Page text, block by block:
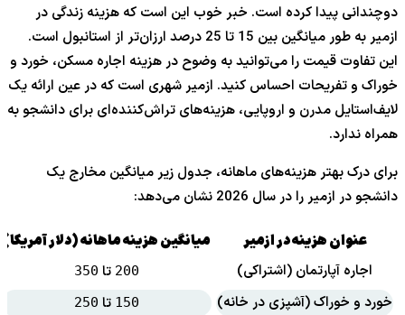
دوچندانی پیدا کرده است. خبر خوب این است که هزینه زندگی در
ازمیر به طور میانگین بین 15 تا 25 درصد ارزان‌تر از استانبول است.
این تفاوت قیمت را می‌توانید به وضوح در هزینه اجاره مسکن، خورد و
خوراک و تفریحات احساس کنید. ازمیر شهری است که در عین ارائه یک
لایف‌استایل مدرن و اروپایی، هزینه‌های تراش‌کننده‌ای برای دانشجو به
همراه ندارد.
برای درک بهتر هزینه‌های ماهانه، جدول زیر میانگین مخارج یک
دانشجو در ازمیر را در سال 2026 نشان می‌دهد:
عنوان هزینه در ازمیر میانگین هزینه ماهانه (دلار آمریکا)
اجاره آپارتمان (اشتراکی) 200 تا 350
خورد و خوراک (آشپزی در خانه) 150 تا 250